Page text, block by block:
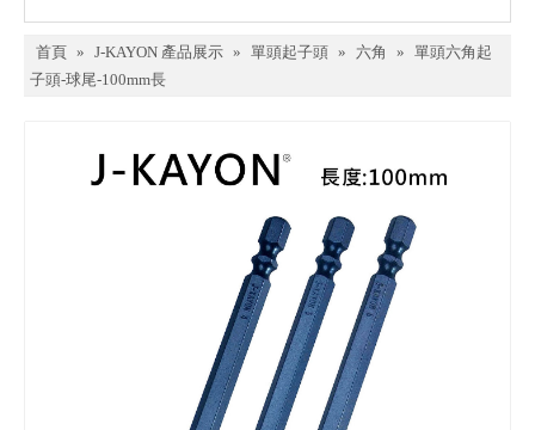
首頁 » J-KAYON 產品展示 » 單頭起子頭 » 六角 » 單頭六角起
子頭-球尾-100mm長